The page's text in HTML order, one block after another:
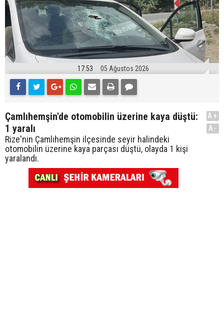
17:53 05 Ağustos 2026
Çamlıhemşin'de otomobilin üzerine kaya düştü:
1 yaralı
Rize'nin Çamlıhemşin ilçesinde seyir halindeki
otomobilin üzerine kaya parçası düştü, olayda 1 kişi
yaralandı.
A+
A-